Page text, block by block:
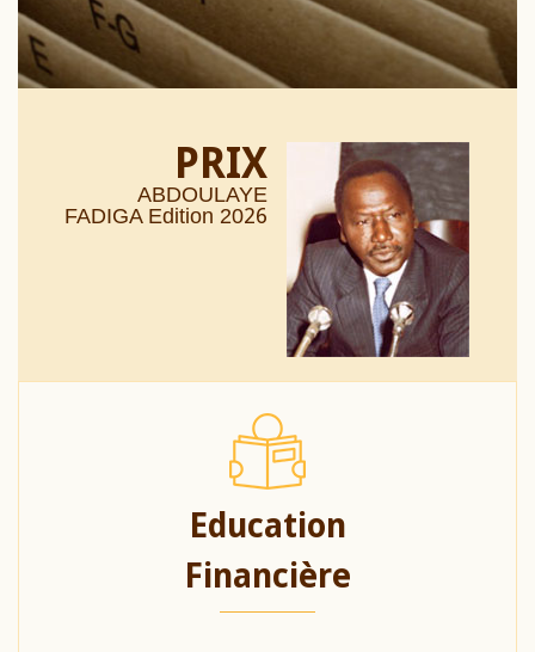
PRIX
ABDOULAYE
FADIGA Edition 2026
Education
Financière